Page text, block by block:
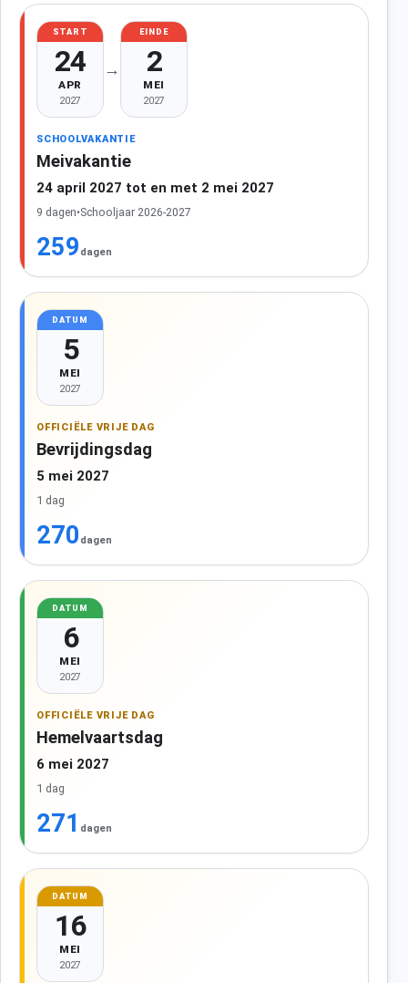
START
24
APR
2027
→
EINDE
2
MEI
2027
SCHOOLVAKANTIE
Meivakantie
24 april 2027 tot en met 2 mei 2027
9 dagen•Schooljaar 2026-2027
259 dagen
DATUM
5
MEI
2027
OFFICIËLE VRIJE DAG
Bevrijdingsdag
5 mei 2027
1 dag
270 dagen
DATUM
6
MEI
2027
OFFICIËLE VRIJE DAG
Hemelvaartsdag
6 mei 2027
1 dag
271 dagen
DATUM
16
MEI
2027